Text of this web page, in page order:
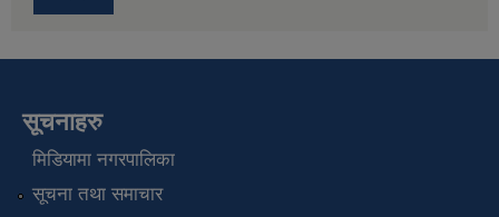
सूचनाहरु
मिडियामा नगरपालिका
सूचना तथा समाचार